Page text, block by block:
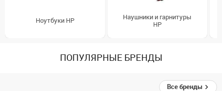
Ноутбуки HP
Наушники и гарнитуры
HP
ПОПУЛЯРНЫЕ БРЕНДЫ
Все бренды